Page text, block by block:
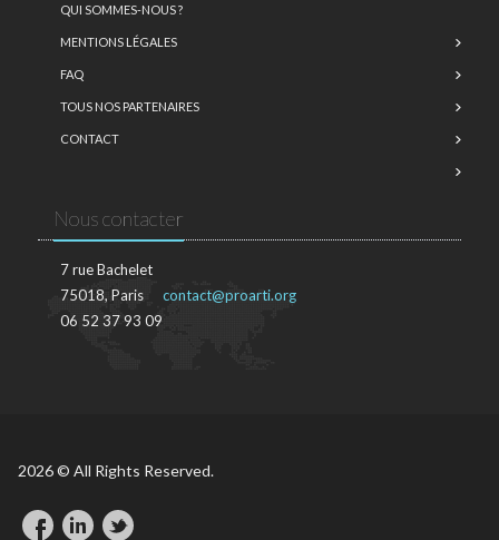
QUI SOMMES-NOUS ?
MENTIONS LÉGALES
FAQ
TOUS NOS PARTENAIRES
CONTACT
Nous contacter
7 rue Bachelet
75018, Paris
06 52 37 93 09
contact@proarti.org
2026 © All Rights Reserved.